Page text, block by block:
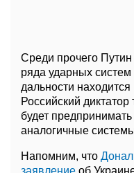
Среди прочего Путин
ряда ударных
дальности
Российский
будет
аналогичные
Напомним, что
заявление об